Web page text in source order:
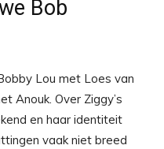
Bob
Lou met Loes van
Anouk. Over Ziggy’s
en haar identiteit
vaak niet breed